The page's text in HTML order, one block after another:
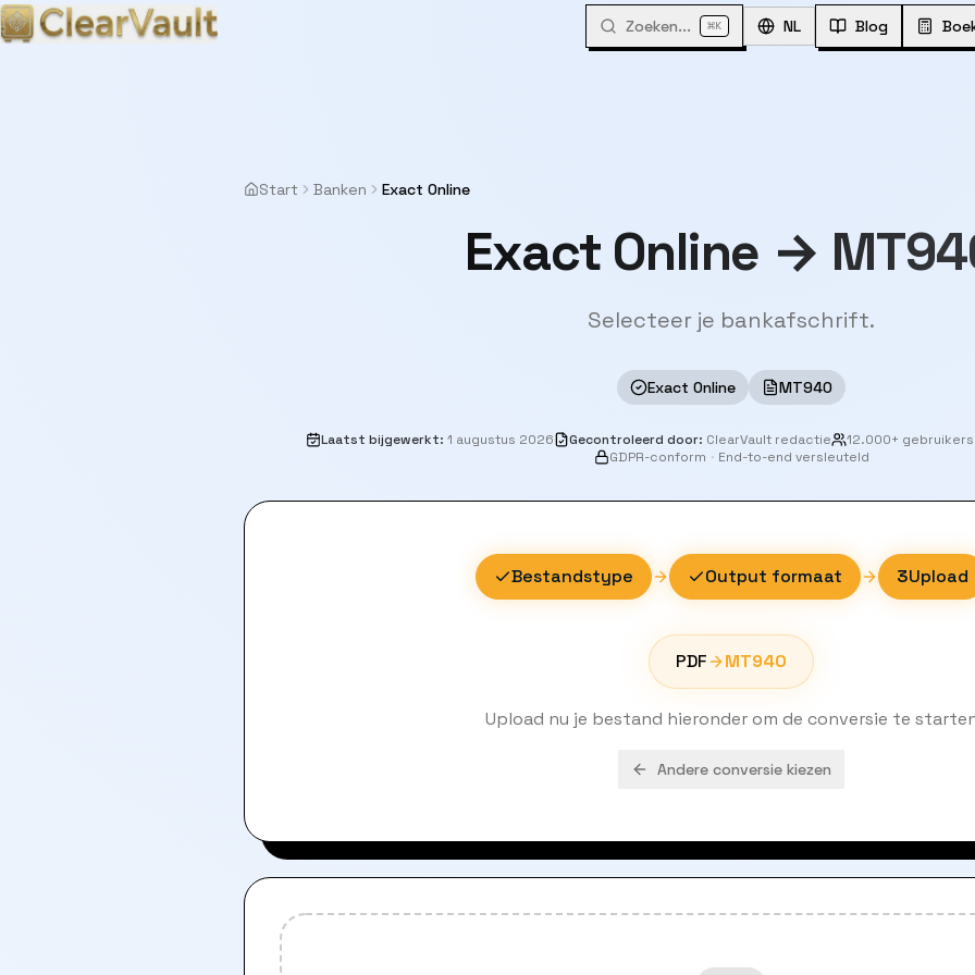
Zoeken... ⌘K NL Blog
Start Banken Exact Online
Exact Online →
Selecteer je bankafschrift.
Exact Online MT940
Laatst bijgewerkt: 1 augustus 2026 Gecontroleerd door: ClearVault redactie
12.000+ gebruikers
GDPR-conform · End-to-end versleuteld
Bestandstype Output formaat 3Upload
PDF MT940
Upload nu je bestand hieronder om de conversie te
Andere conversie kiezen